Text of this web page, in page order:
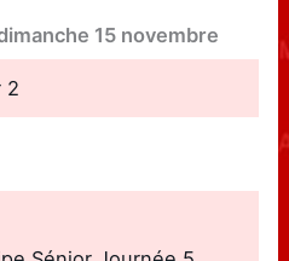
15 novembre
2